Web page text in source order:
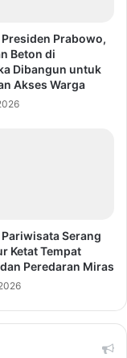
Prabowo,
Beton di
Dibangun untuk
Akses Warga
Pariwisata Serang
Ketat Tempat
Peredaran Miras